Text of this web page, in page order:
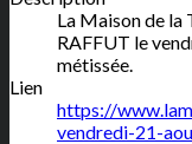
La Maison de la
RAFFUT le
métissée.
Lien
https://
vendredi-21-